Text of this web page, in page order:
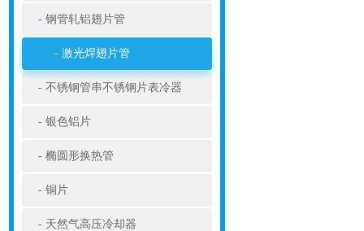
钢管轧铝翅片管
激光焊翅片管
不锈钢管串不锈钢片表冷器
银色铝片
椭圆形换热管
铜片
天然气高压冷却器